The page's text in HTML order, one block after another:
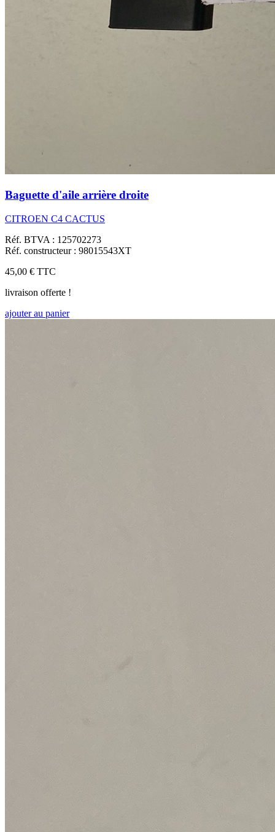
Baguette d'aile arrière droite
CITROEN C4 CACTUS
Réf. BTVA : 125702273
Réf. constructeur : 98015543XT
45,00 € TTC
livraison offerte !
ajouter au panier